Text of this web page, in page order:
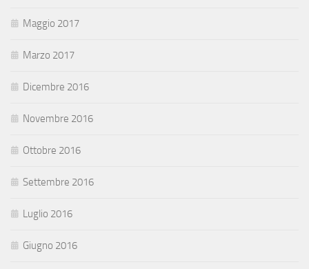
Maggio 2017
Marzo 2017
Dicembre 2016
Novembre 2016
Ottobre 2016
Settembre 2016
Luglio 2016
Giugno 2016